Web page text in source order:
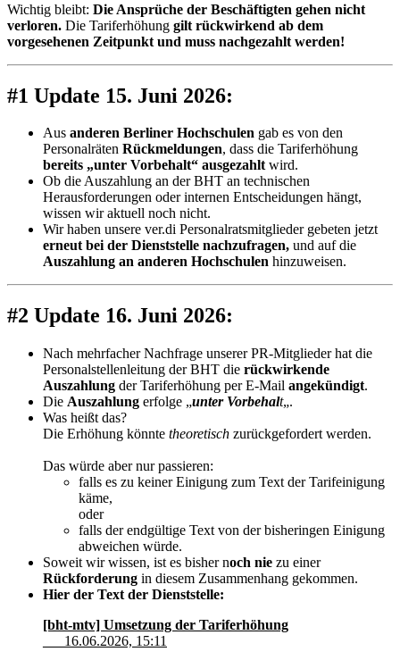
Wichtig bleibt: Die Ansprüche der Beschäftigten gehen nicht
verloren. Die Tariferhöhung gilt rückwirkend ab dem
vorgesehenen Zeitpunkt und muss nachgezahlt werden!
#1 Update 15. Juni 2026:
Aus anderen Berliner Hochschulen gab es von den
Personalräten Rückmeldungen, dass die Tariferhöhung
bereits „unter Vorbehalt“ ausgezahltwird.
Ob die Auszahlung an der BHT an technischen
Herausforderungen oder internen Entscheidungen hängt,
wissen wir aktuell noch nicht.
Wir haben unsere ver.di Personalratsmitglieder gebeten jetzt
erneut bei der Dienststelle nachzufragen, und auf die
Auszahlung an anderen Hochschulen hinzuweisen.
#2 Update 16. Juni 2026:
Nach mehrfacher Nachfrage unserer PR-Mitglieder hat die
Personalstellenleitung der BHT die rückwirkende
Auszahlung der Tariferhöhung per E-Mail angekündigt.
Die Auszahlung erfolge „unter Vorbehalt„.
Was heißt das?
Die Erhöhung könnte theoretisch zurückgefordert werden.
Das würde aber nur passieren:
falls es zu keiner Einigung zum Text der Tarifeinigung
käme,
oder
falls der endgültige Text von der bisheringen Einigung
abweichen würde.
Soweit wir wissen, ist es bisher noch nie zu einer
Rückforderung in diesem Zusammenhang gekommen.
Hier der Text der Dienststelle:
[bht-mtv] Umsetzung der Tariferhöhung
___16.06.2026, 15:11